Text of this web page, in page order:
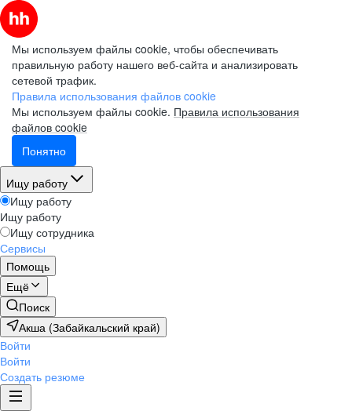
Мы используем файлы cookie, чтобы обеспечивать
правильную работу нашего веб-сайта и анализировать
сетевой трафик.
Правила использования файлов cookie
Мы используем файлы cookie. Правила использования
файлов cookie
Понятно
Ищу работу
Ищу работу
Ищу работу
Ищу сотрудника
Сервисы
Помощь
Ещё
Поиск
Акша (Забайкальский край)
Войти
Войти
Создать резюме